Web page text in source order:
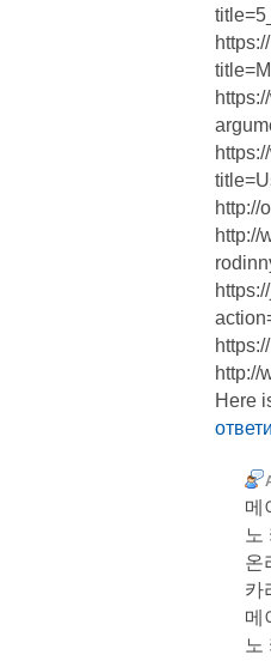
http://
http://
http://
Here
메
노
온
카
메
노